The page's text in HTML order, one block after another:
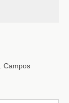
Campos